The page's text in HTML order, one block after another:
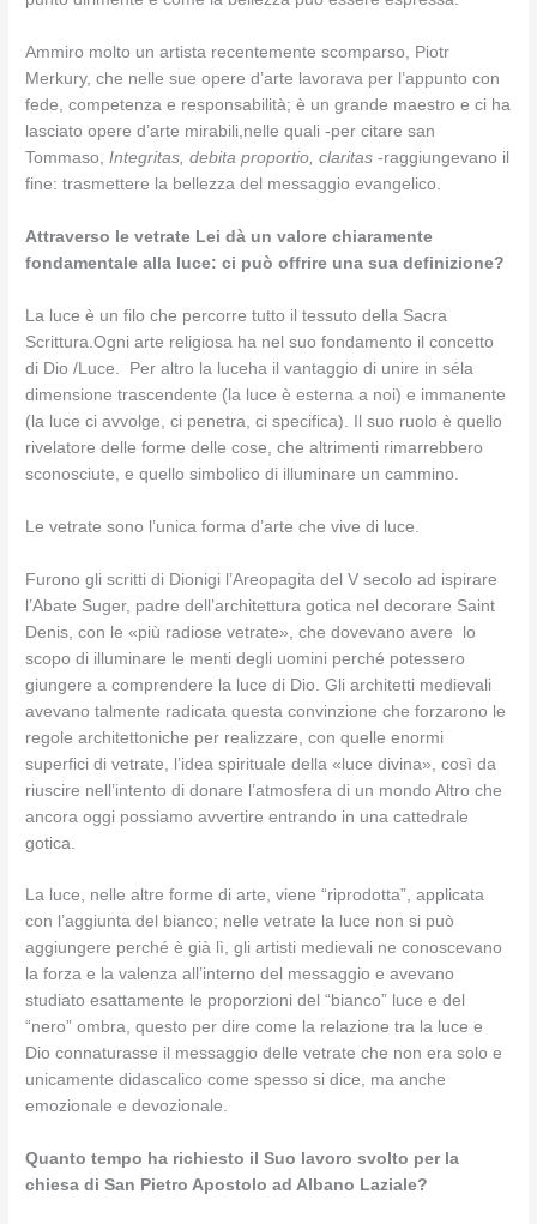
Ammiro molto un artista recentemente scomparso, Piotr
Merkury, che nelle sue opere d’arte lavorava per l’appunto con
fede, competenza e responsabilità; è un grande maestro e ci ha
lasciato opere d’arte mirabili,nelle quali -per citare san
Tommaso,Integritas, debita proportio, claritas -raggiungevano il
fine: trasmettere la bellezza del messaggio evangelico.
Attraverso le vetrate Lei dà un valore chiaramente
fondamentale alla luce: ci può offrire una sua definizione?
La luce è un filo che percorre tutto il tessuto della Sacra
Scrittura.Ogni arte religiosa ha nel suo fondamento il concetto
di Dio /Luce. Per altro la luceha il vantaggio di unire in séla
dimensione trascendente (la luce è esterna a noi) e immanente
(la luce ci avvolge, ci penetra, ci specifica). Il suo ruolo è quello
rivelatore delle forme delle cose, che altrimenti rimarrebbero
sconosciute, e quello simbolico di illuminare un cammino.
Le vetrate sono l’unica forma d’arte che vive di luce.
Furono gli scritti di Dionigi l’Areopagita del V secolo ad ispirare
l’Abate Suger, padre dell’architettura gotica nel decorare Saint
Denis, con le «più radiose vetrate», che dovevano avere lo
scopo di illuminare le menti degli uomini perché potessero
giungere a comprendere la luce di Dio. Gli architetti medievali
avevano talmente radicata questa convinzione che forzarono le
regole architettoniche per realizzare, con quelle enormi
superfici di vetrate, l’idea spirituale della «luce divina», così da
riuscire nell’intento di donare l’atmosfera di un mondo Altro che
ancora oggi possiamo avvertire entrando in una cattedrale
gotica.
La luce, nelle altre forme di arte, viene “riprodotta”, applicata
con l’aggiunta del bianco; nelle vetrate la luce non si può
aggiungere perché è già lì, gli artisti medievali ne conoscevano
la forza e la valenza all’interno del messaggio e avevano
studiato esattamente le proporzioni del “bianco” luce e del
“nero” ombra, questo per dire come la relazione tra la luce e
Dio connaturasse il messaggio delle vetrate che non era solo e
unicamente didascalico come spesso si dice, ma anche
emozionale e devozionale.
Quanto tempo ha richiesto il Suo lavoro svolto per la
chiesa di San Pietro Apostolo ad Albano Laziale?